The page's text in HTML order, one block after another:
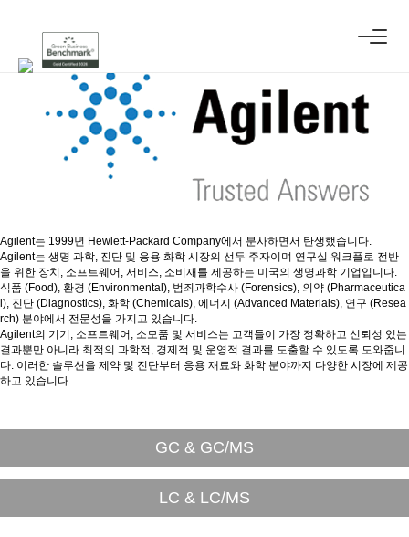
Agilent는 1999년 Hewlett-Packard Company에서 분사하면서 탄생했습니다.
Agilent는 생명 과학, 진단 및 응용 화학 시장의 선두 주자이며 연구실 워크플로 전반
을 위한 장치, 소프트웨어, 서비스, 소비재를 제공하는 미국의 생명과학 기업입니다.
식품 (Food), 환경 (Environmental), 범죄과학수사 (Forensics), 의약 (Pharmaceutica
l), 진단 (Diagnostics), 화학 (Chemicals), 에너지 (Advanced Materials), 연구 (Resea
rch) 분야에서 전문성을 가지고 있습니다.
Agilent의 기기, 소프트웨어, 소모품 및 서비스는 고객들이 가장 정확하고 신뢰성 있는
결과뿐만 아니라 최적의 과학적, 경제적 및 운영적 결과를 도출할 수 있도록 도와줍니
다. 이러한 솔루션을 제약 및 진단부터 응용 재료와 화학 분야까지 다양한 시장에 제공
하고 있습니다.
GC & GC/MS
LC & LC/MS